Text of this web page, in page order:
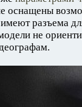
оснащены
разъема
не